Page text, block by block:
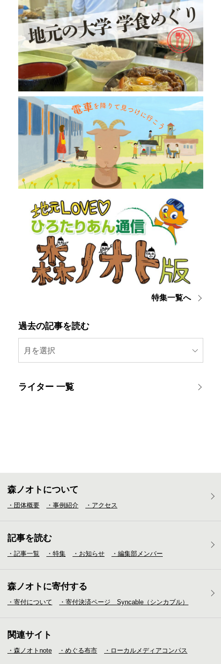
特集一覧へ
過去の記事を読む
月を選択
ライター 一覧
森ノオトについて
・団体概要 ・事例紹介 ・アクセス
記事を読む
・記事一覧 ・特集 ・お知らせ ・編集部メンバー
森ノオトに寄付する
・寄付について ・寄付決済ページ Syncable（シンカブル）
関連サイト
・森ノオトnote ・めぐる布市 ・ローカルメディア コンパス